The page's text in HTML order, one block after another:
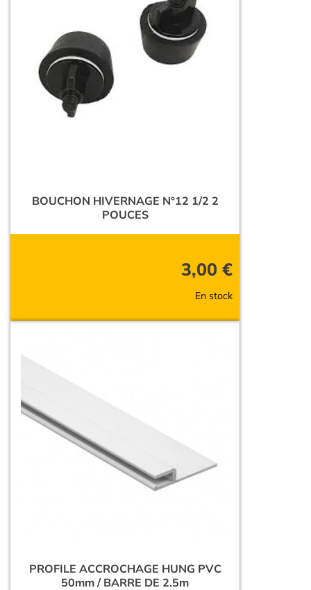
BOUCHON HIVERNAGE N°12 1/2 2
POUCES
3,00 €
En stock
PROFILE ACCROCHAGE HUNG PVC
50mm / BARRE DE 2.5m